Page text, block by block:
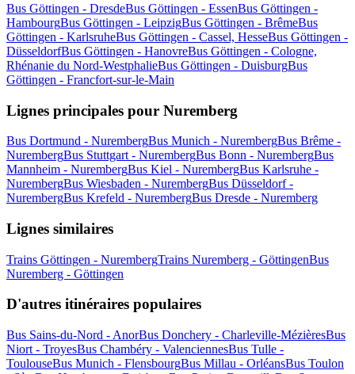
Bus Göttingen - DresdeBus Göttingen - EssenBus Göttingen -
HambourgBus Göttingen - LeipzigBus Göttingen - BrêmeBus
Göttingen - KarlsruheBus Göttingen - Cassel, HesseBus Göttingen -
DüsseldorfBus Göttingen - HanovreBus Göttingen - Cologne,
Rhénanie du Nord-WestphalieBus Göttingen - DuisburgBus
Göttingen - Francfort-sur-le-Main
Lignes principales pour Nuremberg
Bus Dortmund - NurembergBus Munich - NurembergBus Brême -
NurembergBus Stuttgart - NurembergBus Bonn - NurembergBus
Mannheim - NurembergBus Kiel - NurembergBus Karlsruhe -
NurembergBus Wiesbaden - NurembergBus Düsseldorf -
NurembergBus Krefeld - NurembergBus Dresde - Nuremberg
Lignes similaires
Trains Göttingen - NurembergTrains Nuremberg - GöttingenBus
Nuremberg - Göttingen
D'autres itinéraires populaires
Bus Sains-du-Nord - AnorBus Donchery - Charleville-MézièresBus
Niort - TroyesBus Chambéry - ValenciennesBus Tulle -
ToulouseBus Munich - FlensbourgBus Millau - OrléansBus Toulon